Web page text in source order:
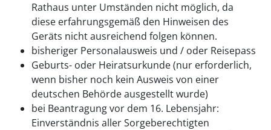
Rathaus unter Umständen nicht möglich, da
diese erfahrungsgemäß den Hinweisen des
Geräts nicht ausreichend folgen können.
bisheriger Personalausweis und / oder Reisepass
Geburts- oder Heiratsurkunde (nur erforderlich,
wenn bisher noch kein Ausweis von einer
deutschen Behörde ausgestellt wurde)
bei Beantragung vor dem 16. Lebensjahr:
Einverständnis aller Sorgeberechtigten